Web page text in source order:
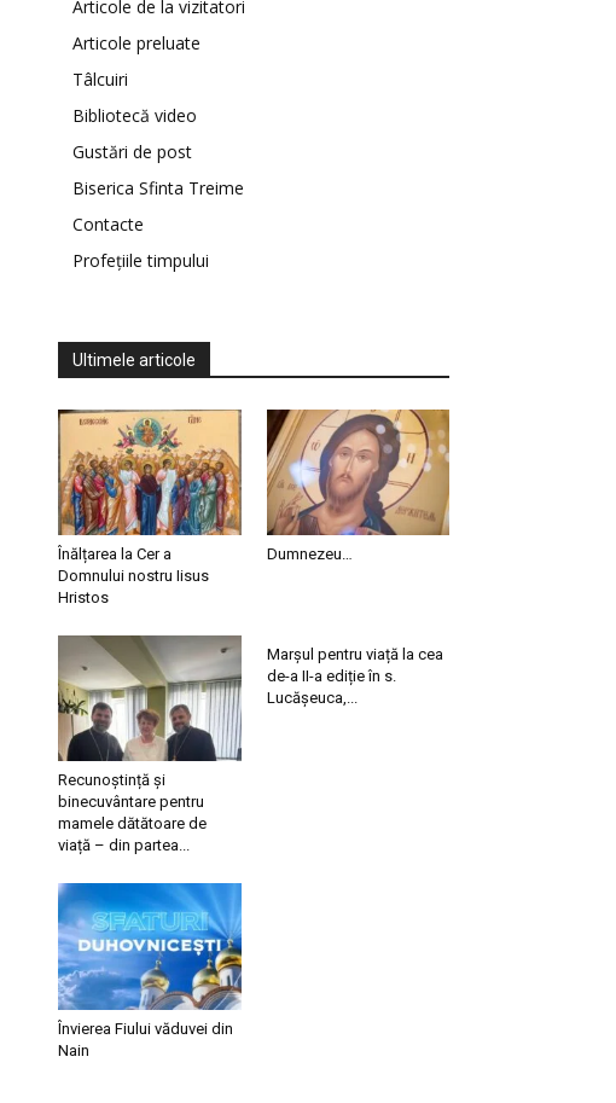
Articole de la vizitatori
Articole preluate
Tâlcuiri
Bibliotecă video
Gustări de post
Biserica Sfinta Treime
Contacte
Profețiile timpului
Ultimele articole
Înălțarea la Cer a
Domnului nostru Iisus
Hristos
Dumnezeu…
Recunoștință și
binecuvântare pentru
mamele dătătoare de
viață – din partea...
Marșul pentru viață la cea
de-a II-a ediție în s.
Lucășeuca,...
Învierea Fiului văduvei din
Nain